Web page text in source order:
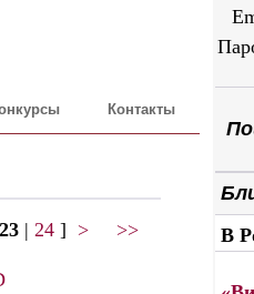
Контакты
23 | 24 ] > >>
В